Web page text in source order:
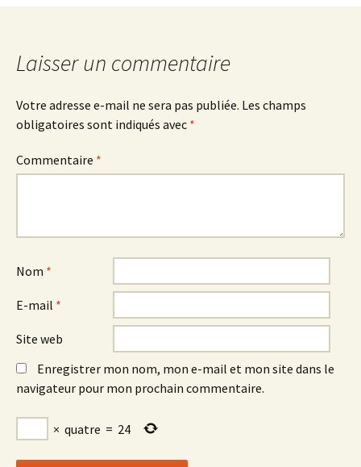
Laisser un commentaire
Votre adresse e-mail ne sera pas publiée. Les champs
obligatoires sont indiqués avec *
Commentaire *
Nom *
E-mail *
Site web
Enregistrer mon nom, mon e-mail et mon site dans le
navigateur pour mon prochain commentaire.
× quatre = 24